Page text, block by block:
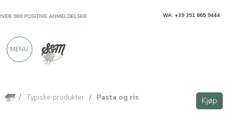
/ Typiske produkter / Pasta og ris Kjøp
900 POSITIVE ANMELDELSER WA: +39 351 865 9444
MENU